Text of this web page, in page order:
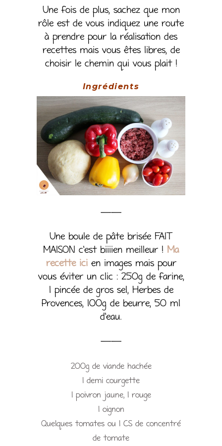
Une fois de plus, sachez que mon
rôle est de vous indiquez une route
à prendre pour la réalisation des
recettes mais vous êtes libres, de
choisir le chemin qui vous plait !
Ingrédients
——
Une boule de pâte brisée FAIT
MAISON c’est biiiien meilleur ! Ma
recette icien images mais pour
vous éviter un clic : 250g de farine,
1 pincée de gros sel, Herbes de
Provences, 100g de beurre, 50 ml
d’eau.
——
200g de viande hachée
1 demi courgette
1 poivron jaune, 1 rouge
1 oignon
Quelques tomates ou 1 CS de concentré
de tomate